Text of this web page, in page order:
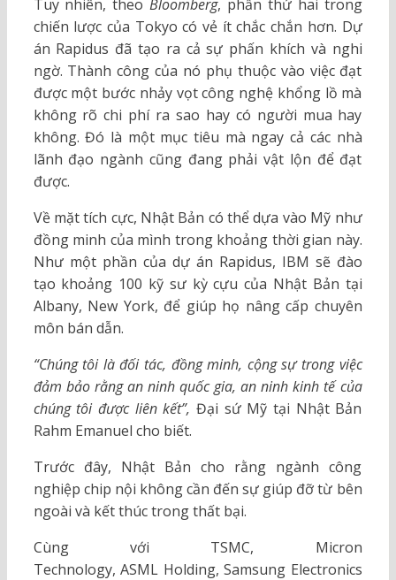
Tuy nhiên, theoBloomberg, phần thứ hai trong
chiến lược của Tokyo có vẻ ít chắc chắn hơn. Dự
án Rapidus đã tạo ra cả sự phấn khích và nghi
ngờ. Thành công của nó phụ thuộc vào việc đạt
được một bước nhảy vọt công nghệ khổng lồ mà
không rõ chi phí ra sao hay có người mua hay
không. Đó là một mục tiêu mà ngay cả các nhà
lãnh đạo ngành cũng đang phải vật lộn để đạt
được.
Về mặt tích cực, Nhật Bản có thể dựa vào Mỹ như
đồng minh của mình trong khoảng thời gian này.
Như một phần của dự án Rapidus, IBM sẽ đào
tạo khoảng 100 kỹ sư kỳ cựu của Nhật Bản tại
Albany, New York, để giúp họ nâng cấp chuyên
môn bán dẫn.
“Chúng tôi là đối tác, đồng minh, cộng sự trong việc
đảm bảo rằng an ninh quốc gia, an ninh kinh tế của
chúng tôi được liên kết”, Đại sứ Mỹ tại Nhật Bản
Rahm Emanuel cho biết.
Trước đây, Nhật Bản cho rằng ngành công
nghiệp chip nội không cần đến sự giúp đỡ từ bên
ngoài và kết thúc trong thất bại.
Cùng với TSMC, Micron
Technology, ASML Holding, Samsung Electronics